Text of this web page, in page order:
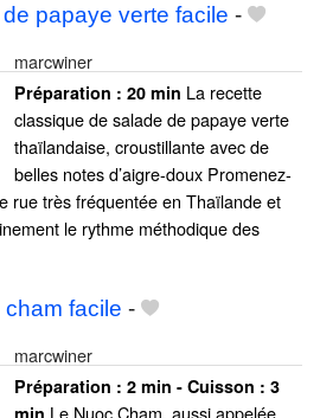
papaye verte facile -
marcwiner
Préparation : 20 min La recette
classique de salade de papaye verte
thaïlandaise, croustillante avec de
belles notes d’aigre-doux Promenez-
rue très fréquentée en Thaïlande et
le rythme méthodique des
facile -
marcwiner
Préparation : 2 min - Cuisson : 3
min Le Nuoc Cham, aussi appelée